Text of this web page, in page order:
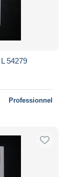
54279
Professionnel